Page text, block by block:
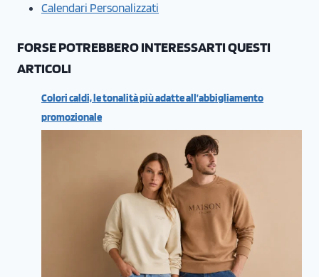
Calendari Personalizzati
FORSE POTREBBERO INTERESSARTI QUESTI
ARTICOLI
Colori caldi, le tonalità più adatte all’abbigliamento
promozionale